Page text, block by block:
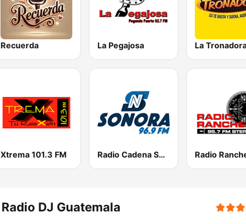
Recuerda La Pegajosa La
Xtrema 101.3 FM Radio Cadena Sonora Radio
Radio DJ Guatemala